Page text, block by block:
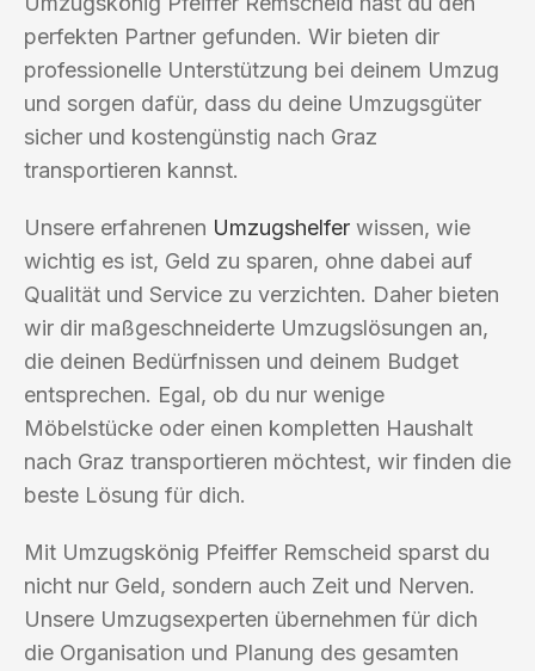
perfekten Partner gefunden. Wir bieten dir
professionelle Unterstützung bei deinem Umzug
und sorgen dafür, dass du deine Umzugsgüter
sicher und kostengünstig nach Graz
transportieren kannst.
Unsere erfahrenen Umzugshelfer wissen, wie
wichtig es ist, Geld zu sparen, ohne dabei auf
Qualität und Service zu verzichten. Daher bieten
wir dir maßgeschneiderte Umzugslösungen an,
die deinen Bedürfnissen und deinem Budget
entsprechen. Egal, ob du nur wenige
Möbelstücke oder einen kompletten Haushalt
nach Graz transportieren möchtest, wir finden die
beste Lösung für dich.
Mit Umzugskönig Pfeiffer Remscheid sparst du
nicht nur Geld, sondern auch Zeit und Nerven.
Unsere Umzugsexperten übernehmen für dich
die Organisation und Planung des gesamten